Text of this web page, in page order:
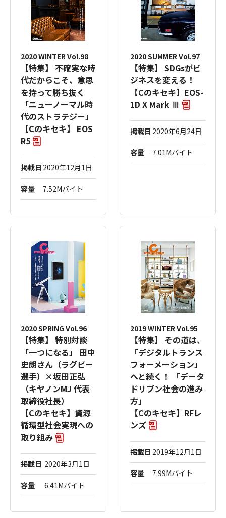
2020 WINTER Vol.98
【特集】 不確実な時
代だからこそ、意思
を持って勝ち抜く
「ニューノーマル時
代のストラテジー」
【Cのキセキ】 EOS
R5
掲載日 2020年12月1日
容量 7.52Mバイト
2020 SUMMER Vol.97
【特集】 SDGsがビ
ジネスを変える！
【Cのキセキ】EOS-
1D X Mark Ⅲ
掲載日 2020年6月24日
容量 7.01Mバイト
2020 SPRING Vol.96
【特集】 特別対談
「一つになる」 田中
史朗さん（ラグビー
選手）×坂田正弘
（キヤノンMJ 代表
取締役社長）
【Cのキセキ】資源
循環型社会実現への
取り組み
掲載日 2020年3月1日
容量 6.41Mバイト
2019 WINTER Vol.95
【特集】 その道は、
「デジタルトランス
フォーメーション」
へと続く！ 「データ
ドリブン社会の進み
方」
【Cのキセキ】RFレ
ンズ
掲載日 2019年12月1日
容量 7.99Mバイト